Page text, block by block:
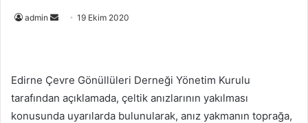
admin
Bir
19 Ekim 2020
Edirne Çevre Gönüllüleri Derneği Yönetim Kurulu
tarafından açıklamada, çeltik anızlarının yakılması
konusunda uyarılarda bulunularak, anız yakmanın toprağa,